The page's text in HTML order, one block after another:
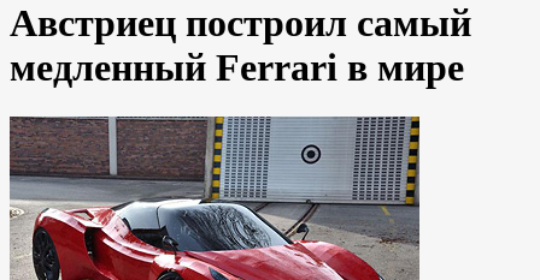
Австриец построил самый
медленный Ferrari в мире